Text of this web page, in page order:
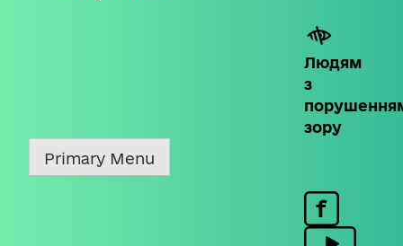
Людям
з
зору
Primary Menu